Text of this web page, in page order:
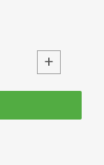
+